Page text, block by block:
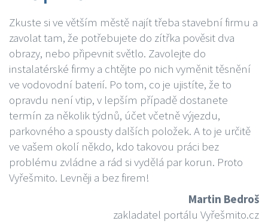
Zkuste si ve větším městě najít třeba stavební firmu a
zavolat tam, že potřebujete do zítřka pověsit dva
obrazy, nebo připevnit světlo. Zavolejte do
instalatérské firmy a chtějte po nich vyměnit těsnění
ve vodovodní baterií. Po tom, co je ujistíte, že to
opravdu není vtip, v lepším případě dostanete
termín za několik týdnů, účet včetně výjezdu,
parkovného a spousty dalších položek. A to je určitě
ve vašem okolí někdo, kdo takovou práci bez
problému zvládne a rád si vydělá par korun. Proto
Vyřešmito. Levněji a bez firem!
Martin Bedroš
zakladatel portálu Vyřešmito.cz